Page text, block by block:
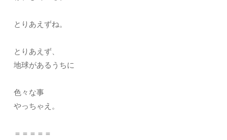
とりあえずね。
とりあえず、
地球があるうちに
色々な事
やっちゃえ。
＝＝＝＝＝